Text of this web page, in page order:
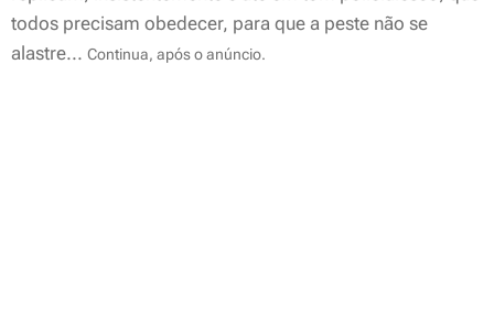
todos precisam obedecer, para que a peste não se
alastre... Continua, após o anúncio.